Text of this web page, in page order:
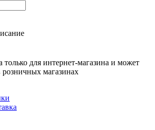
только для интернет-магазина и может
розничных магазинах